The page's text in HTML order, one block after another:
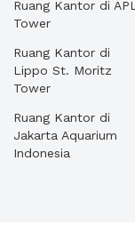
Ruang Kantor di APL
Tower
Ruang Kantor di
Lippo St. Moritz
Tower
Ruang Kantor di
Jakarta Aquarium
Indonesia